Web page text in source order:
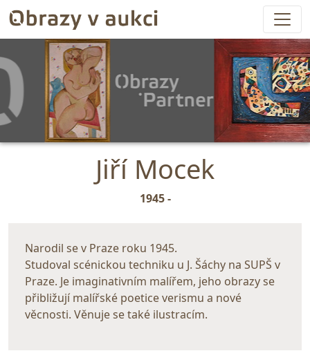
Jiří Mocek
1945 -
Narodil se v Praze roku 1945.
Studoval scénickou techniku u J. Šáchy na SUPŠ v
Praze. Je imaginativním malířem, jeho obrazy se
přibližují malířské poetice verismu a nové
věcnosti. Věnuje se také ilustracím.